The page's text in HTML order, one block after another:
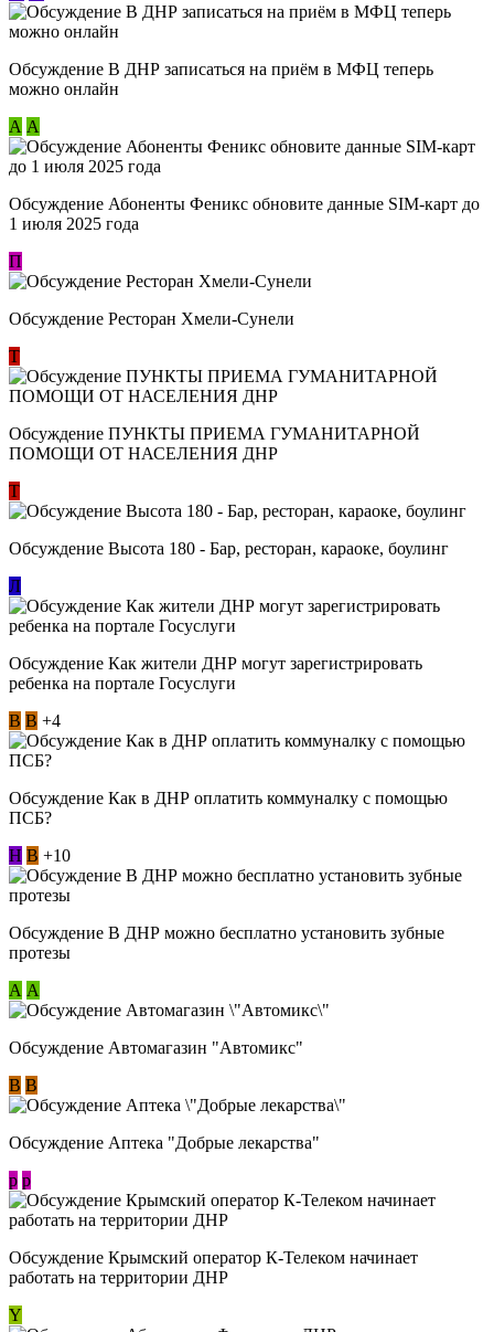
Обсуждение В ДНР записаться на приём в МФЦ теперь
можно онлайн
А А
Обсуждение Абоненты Феникс обновите данные SIM-карт до
1 июля 2025 года
П
Обсуждение Ресторан Хмели-Сунели
Т
Обсуждение ​ПУНКТЫ ПРИЕМА ГУМАНИТАРНОЙ
ПОМОЩИ ОТ НАСЕЛЕНИЯ ДНР
Т
Обсуждение Высота 180 - Бар, ресторан, караоке, боулинг
Л
Обсуждение Как жители ДНР могут зарегистрировать
ребенка на портале Госуслуги
В В +4
Обсуждение Как в ДНР оплатить коммуналку с помощью
ПСБ?
Н В +10
Обсуждение В ДНР можно бесплатно установить зубные
протезы
А А
Обсуждение Автомагазин "Автомикс"
В В
Обсуждение Аптека "Добрые лекарства"
p p
Обсуждение Крымский оператор К-Телеком начинает
работать на территории ДНР
Y